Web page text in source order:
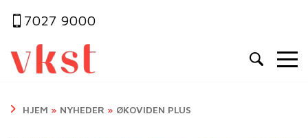
7027 9000
HJEM » NYHEDER » ØKOVIDEN PLUS